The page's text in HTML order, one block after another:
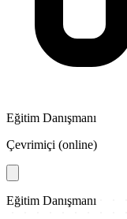
Eğitim Danışmanı
Çevrimiçi (online)
Eğitim Danışmanı